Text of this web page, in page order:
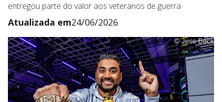
entregou parte do valor aos veteranos de guerra
Atualizada em24/06/2026